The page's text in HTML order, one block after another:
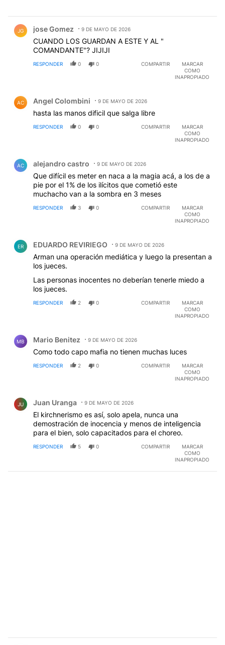
JG jose Gomez 9 DE MAYO DE 2026
CUANDO LOS GUARDAN A ESTE Y AL "
COMANDANTE"? JIJIJI
RESPONDER 0 0 COMPARTIR
MARCAR
COMO
INAPROPIADO
AC Angel Colombini 9 DE MAYO DE 2026
hasta las manos dificil que salga libre
RESPONDER 0 0 COMPARTIR
MARCAR
COMO
INAPROPIADO
AC alejandro castro 9 DE MAYO DE 2026
Que difícil es meter en naca a la magia acá, a los de a
pie por el 1% de los ilícitos que cometió este
muchacho van a la sombra en 3 meses
RESPONDER 3 0 COMPARTIR
MARCAR
COMO
INAPROPIADO
ER EDUARDO REVIRIEGO 9 DE MAYO DE 2026
Arman una operación mediática y luego la presentan a
los jueces.
Las personas inocentes no deberían tenerle miedo a
los jueces.
RESPONDER 2 0 COMPARTIR
MARCAR
COMO
INAPROPIADO
MB Mario Benitez 9 DE MAYO DE 2026
Como todo capo mafia no tienen muchas luces
RESPONDER 2 0 COMPARTIR
MARCAR
COMO
INAPROPIADO
JU Juan Uranga 9 DE MAYO DE 2026
El kirchnerismo es así, solo apela, nunca una
demostración de inocencia y menos de inteligencia
para el bien, solo capacitados para el choreo.
RESPONDER 5 0 COMPARTIR
MARCAR
COMO
INAPROPIADO